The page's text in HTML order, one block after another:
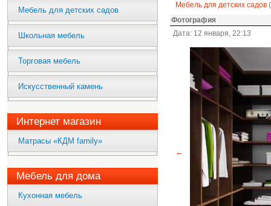
Мебель для детских садов
Школьная мебель
Торговая мебель
Искусственный камень
Интернет магазин
Матрасы «КДМ family»
Мебель для дома
Кухонная мебель
Мебель для детских садов
Фотография
Дата: 12 января, 22:13
←